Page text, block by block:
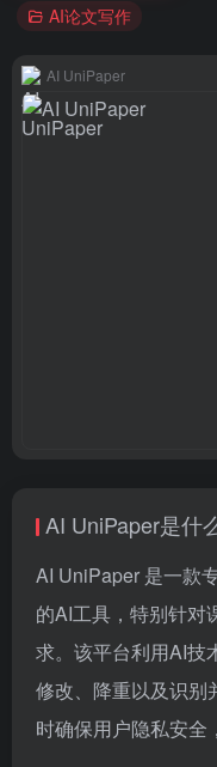
AI论文写作
AI UniPaper
AI UniPaper是什
AI UniPaper 是一款
的AI工具，特别针对
求。该平台利用AI技
修改、降重以及识别
时确保用户隐私安全